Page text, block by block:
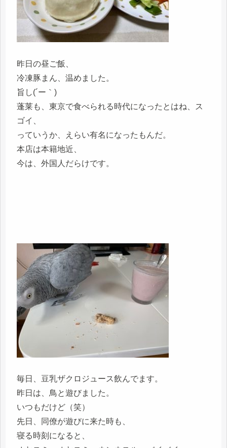
昨日の昼ご飯、
冷凍豚まん、温めました。
旨し(´ー｀)
蓬莱も、東京で食べられる時代になったとはね、ス
ゴイ、
っていうか、えらい有名になったもんだ。
本店は本籍地近、
今は、外国人だらけです。
毎日、豆乳ザクロジュース飲んでます。
昨日は、鳥と遊びました。
いつもだけど（笑）
先日、同僚が遊びに来た時も、
寝る時刻になると、